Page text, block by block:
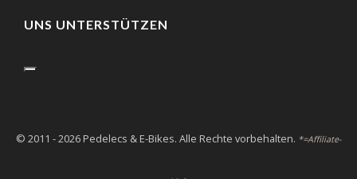
UNS UNTERSTÜTZEN
© 2011 - 2026 Pedelecs & E-Bikes. Alle Rechte vorbehalten. *=Affiliate-